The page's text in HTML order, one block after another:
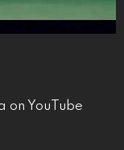
on YouTube